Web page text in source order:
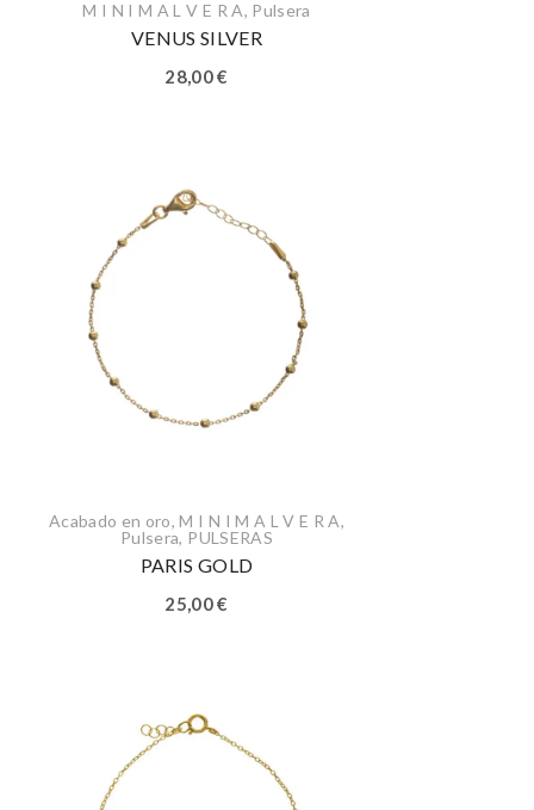
M I N I M A L V E R A, Pulsera
VENUS SILVER
28,00€
Acabado en oro,M I N I M A L V E R A,
Pulsera, PULSERAS
PARIS GOLD
25,00€